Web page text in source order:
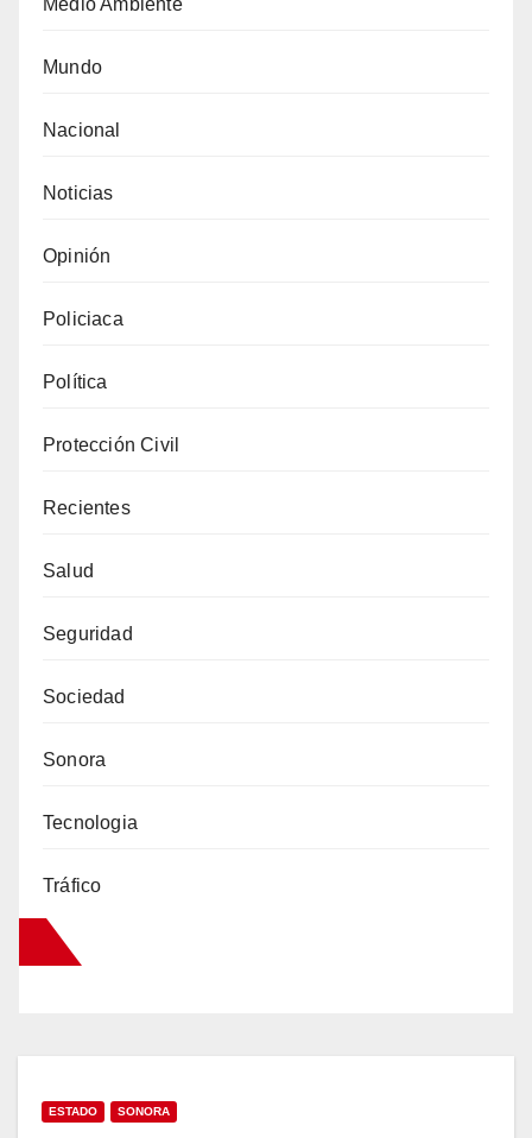
Mundo
Nacional
Noticias
Opinión
Policiaca
Política
Protección Civil
Recientes
Salud
Seguridad
Sociedad
Sonora
Tecnologia
Tráfico
ESTADO SONORA